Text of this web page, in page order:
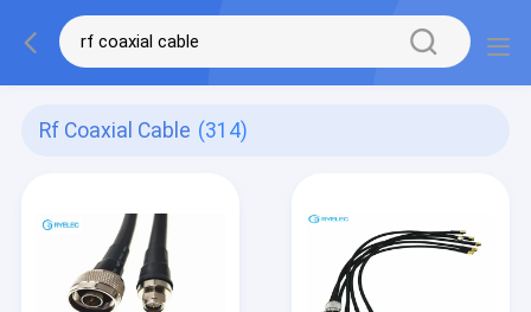
Rf Coaxial Cable (314)